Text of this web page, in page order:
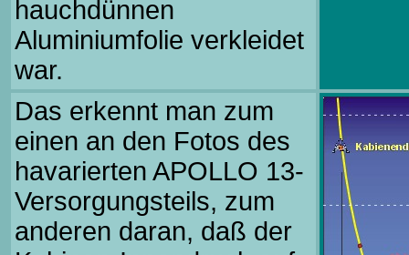
hauchdünnen
Aluminiumfolie verkleidet
war.
Das erkennt man zum
einen an den Fotos des
havarierten APOLLO 13-
Versorgungsteils, zum
anderen daran, daß der